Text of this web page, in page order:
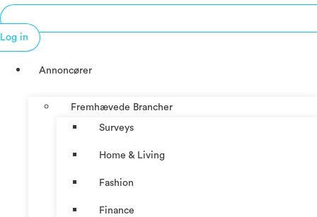
Log in
Annoncører
Fremhævede Brancher
Surveys
Home & Living
Fashion
Finance